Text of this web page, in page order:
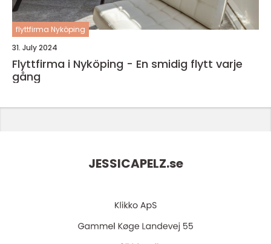
flyttfirma Nyköping
31. July 2024
Flyttfirma i Nyköping - En smidig flytt varje
gång
JESSICAPELZ.se